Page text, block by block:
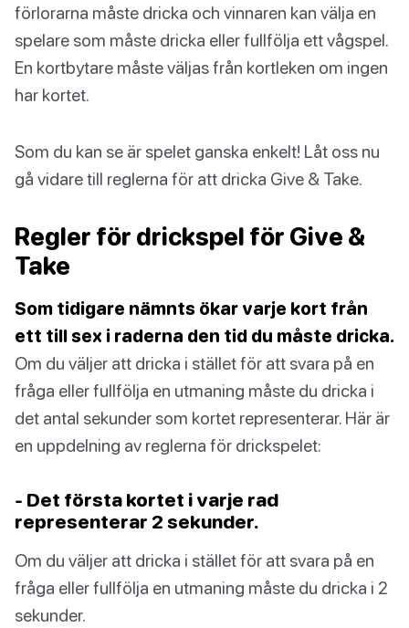
förlorarna måste dricka och vinnaren kan välja en
spelare som måste dricka eller fullfölja ett vågspel.
En kortbytare måste väljas från kortleken om ingen
har kortet.
Som du kan se är spelet ganska enkelt! Låt oss nu
gå vidare till reglerna för att dricka Give & Take.
Regler för drickspel för Give &
Take
Som tidigare nämnts ökar varje kort från
ett till sex i raderna den tid du måste dricka.
Om du väljer att dricka i stället för att svara på en
fråga eller fullfölja en utmaning måste du dricka i
det antal sekunder som kortet representerar. Här är
en uppdelning av reglerna för drickspelet:
- Det första kortet i varje rad
representerar 2 sekunder.
Om du väljer att dricka i stället för att svara på en
fråga eller fullfölja en utmaning måste du dricka i 2
sekunder.